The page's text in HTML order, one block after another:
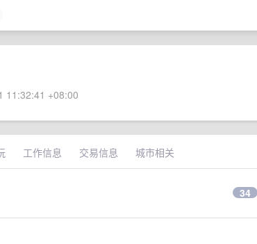
11:32:41 +08:00
工作信息 交易信息 城市相关
34